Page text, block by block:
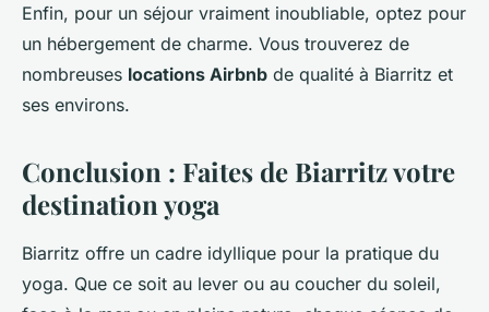
Enfin, pour un séjour vraiment inoubliable, optez pour
un hébergement de charme. Vous trouverez de
nombreuses locations Airbnb de qualité à Biarritz et
ses environs.
Conclusion : Faites de Biarritz votre
destination yoga
Biarritz offre un cadre idyllique pour la pratique du
yoga. Que ce soit au lever ou au coucher du soleil,